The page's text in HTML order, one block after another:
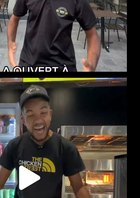
ET CLASSIQUE DISPONIBLES...
61 1